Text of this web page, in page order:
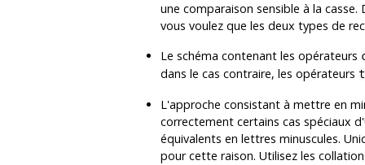
une comparaison sensible à la
vous voulez que les deux types de
Le schéma contenant les opérateurs
dans le cas contraire, les opérateurs
L'approche consistant à mettre en
correctement certains cas spéciaux
équivalents en lettres minuscules.
pour cette raison. Utilisez les